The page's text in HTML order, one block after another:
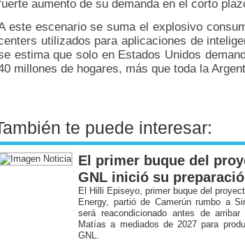
aumento de su demanda en el corto
este escenario se suma el explosivo
utilizados para aplicaciones de
estima que solo en Estados Unidos
millones de hogares, más que toda la
te puede interesar:
El primer buque del
GNL inició su
El Hilli Episeyo, primer buque del
Energy, partió de Camerún rumbo a
será reacondicionado antes de
Matías a mediados de 2027 para
GNL.